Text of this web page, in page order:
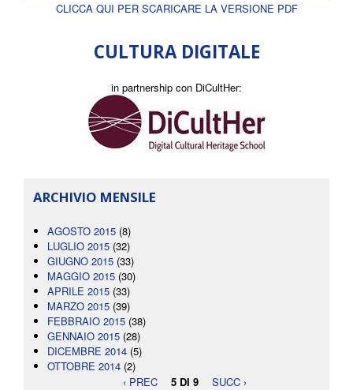
CLICCA QUI PER SCARICARE LA VERSIONE PDF
CULTURA DIGITALE
in partnership con DiCultHer:
ARCHIVIO MENSILE
AGOSTO 2015 (8)
LUGLIO 2015 (32)
GIUGNO 2015 (33)
MAGGIO 2015 (30)
APRILE 2015 (33)
MARZO 2015 (39)
FEBBRAIO 2015 (38)
GENNAIO 2015 (28)
DICEMBRE 2014 (5)
OTTOBRE 2014 (2)
‹ PREC
5 DI 9 SUCC ›